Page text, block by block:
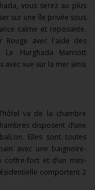
vous serez au plus
sur une île privée sous
calme et reposante.
Rouge avec l'aide des
Hurghada Marriott
avec vue sur la mer ainsi
va de la chambre
disposent d’une
Elles sont toutes
avec une baignoire-
coffre-fort et d’un mini-
comportent 2